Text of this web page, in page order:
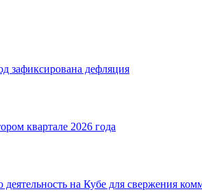
зафиксирована дефляция
квартале 2026 года
на Кубе для свержения